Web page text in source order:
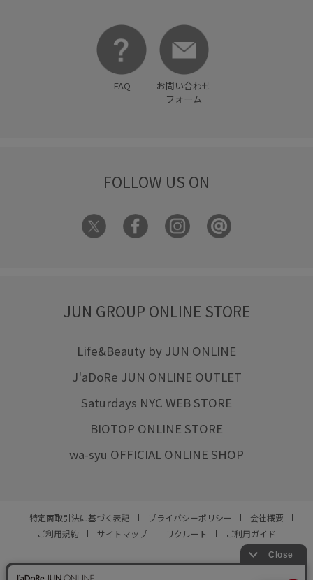
限定カラー
FAQ
お問い合わせ
フォーム
FOLLOW US ON
JUN GROUP ONLINE STORE
Life&Beauty by JUN ONLINE
J'aDoRe JUN ONLINE OUTLET
Saturdays NYC WEB STORE
BIOTOP ONLINE STORE
wa-syu OFFICIAL ONLINE SHOP
特定商取引法に基づく表記 プライバシーポリシー
会社概要
ご利用規約
サイトマップ リクルート ご利用ガイド